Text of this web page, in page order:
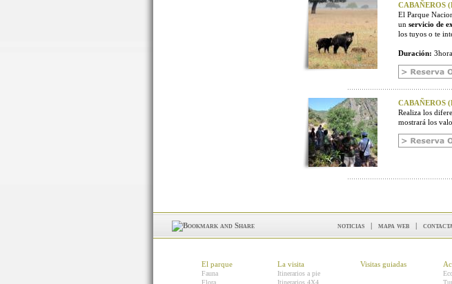
CABAÑEROS
El Parque
un servicio de
los tuyos o te
Duración:
CABAÑEROS
Realiza los
mostrará los
noticias | mapa web |
El parque
Fauna
Flora
La visita
Itinerarios a pie
Itinerarios 4X4
Visitas guiadas